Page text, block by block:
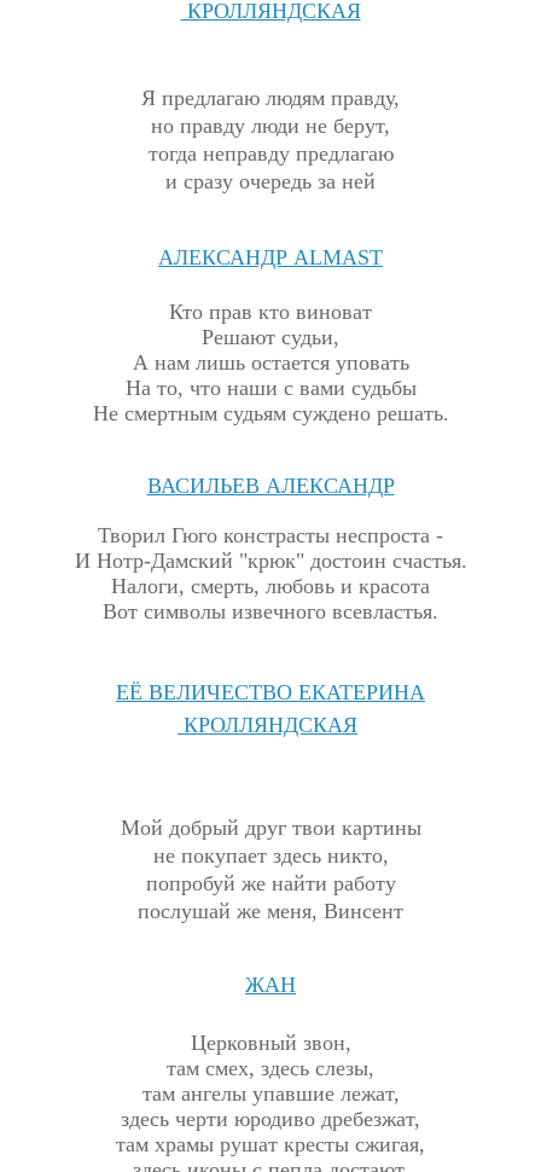
КРОЛЛЯНДСКАЯ
Я предлагаю людям правду,
но правду люди не берут,
тогда неправду предлагаю
и сразу очередь за ней
АЛЕКСАНДР ALMAST
Кто прав кто виноват
Решают судьи,
А нам лишь остается уповать
На то, что наши с вами судьбы
Не смертным судьям суждено решать.
ВАСИЛЬЕВ АЛЕКСАНДР
Творил Гюго констрасты неспроста -
И Нотр-Дамский "крюк" достоин счастья.
Налоги, смерть, любовь и красота
Вот символы извечного всевластья.
ЕЁ ВЕЛИЧЕСТВО ЕКАТЕРИНА
КРОЛЛЯНДСКАЯ
Мой добрый друг твои картины
не покупает здесь никто,
попробуй же найти работу
послушай же меня, Винсент
ЖАН
Церковный звон,
там смех, здесь слезы,
там ангелы упавшие лежат,
здесь черти юродиво дребезжат,
там храмы рушат кресты сжигая,